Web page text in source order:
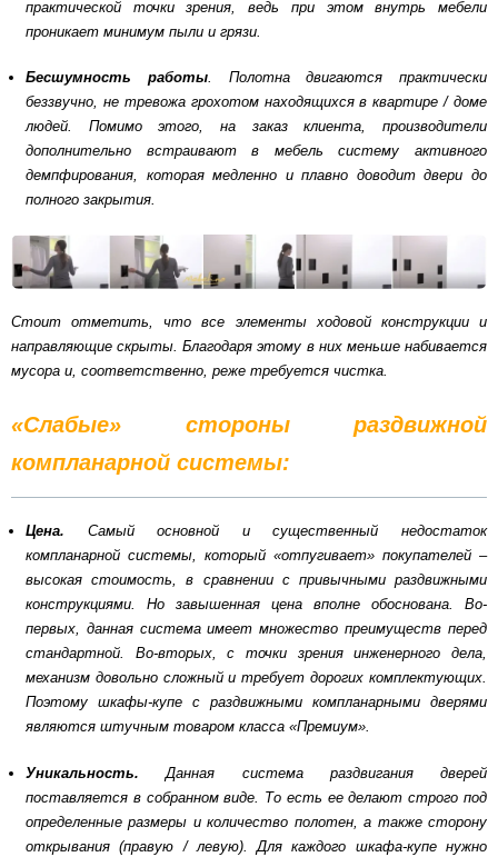
практической точки зрения, ведь при этом внутрь мебели
проникает минимум пыли и грязи.
Бесшумность работы. Полотна двигаются практически
беззвучно, не тревожа грохотом находящихся в квартире / доме
людей. Помимо этого, на заказ клиента, производители
дополнительно встраивают в мебель систему активного
демпфирования, которая медленно и плавно доводит двери до
полного закрытия.
Стоит отметить, что все элементы ходовой конструкции и
направляющие скрыты. Благодаря этому в них меньше набивается
мусора и, соответственно, реже требуется чистка.
«Слабые» стороны раздвижной
компланарной системы:
Цена. Самый основной и существенный недостаток
компланарной системы, который «отпугивает» покупателей –
высокая стоимость, в сравнении с привычными раздвижными
конструкциями. Но завышенная цена вполне обоснована. Во-
первых, данная система имеет множество преимуществ перед
стандартной. Во-вторых, с точки зрения инженерного дела,
механизм довольно сложный и требует дорогих комплектующих.
Поэтому шкафы-купе с раздвижными компланарными дверями
являются штучным товаром класса «Премиум».
Уникальность. Данная система раздвигания дверей
поставляется в собранном виде. То есть ее делают строго под
определенные размеры и количество полотен, а также сторону
открывания (правую / левую). Для каждого шкафа-купе нужно